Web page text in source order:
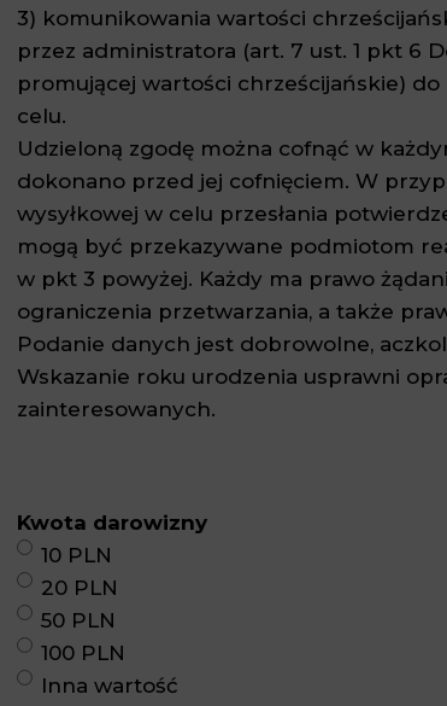
3) komunikowania wartości
przez administratora (art. 7 ust. 1 pkt 6
promującej wartości chrześcijańskie)
celu.
Udzieloną zgodę można cofnąć w
dokonano przed jej cofnięciem. W
wysyłkowej w celu przesłania
mogą być przekazywane podmiotom
w pkt 3 powyżej. Każdy ma prawo
ograniczenia przetwarzania, a także
Podanie danych jest dobrowolne,
Wskazanie roku urodzenia usprawni
zainteresowanych.
Kwota darowizny
10 PLN
20 PLN
50 PLN
100 PLN
Inna wartość